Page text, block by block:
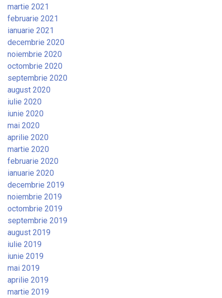
martie 2021
februarie 2021
ianuarie 2021
decembrie 2020
noiembrie 2020
octombrie 2020
septembrie 2020
august 2020
iulie 2020
iunie 2020
mai 2020
aprilie 2020
martie 2020
februarie 2020
ianuarie 2020
decembrie 2019
noiembrie 2019
octombrie 2019
septembrie 2019
august 2019
iulie 2019
iunie 2019
mai 2019
aprilie 2019
martie 2019